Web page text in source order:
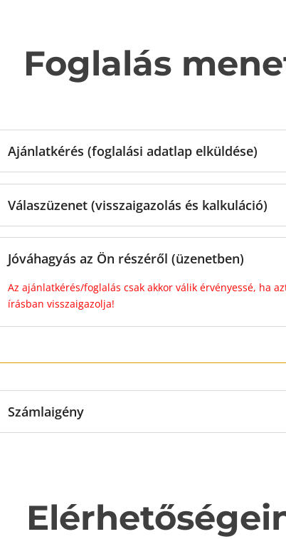
Foglalás
Ajánlatkérés (foglalási adatlap elküldése)
Válaszüzenet (visszaigazolás és kalkuláció)
Jóváhagyás az Ön részéről (üzenetben)
Az ajánlatkérés/foglalás csak akkor válik érvényessé, ha
írásban visszaigazolja!
Számlaigény